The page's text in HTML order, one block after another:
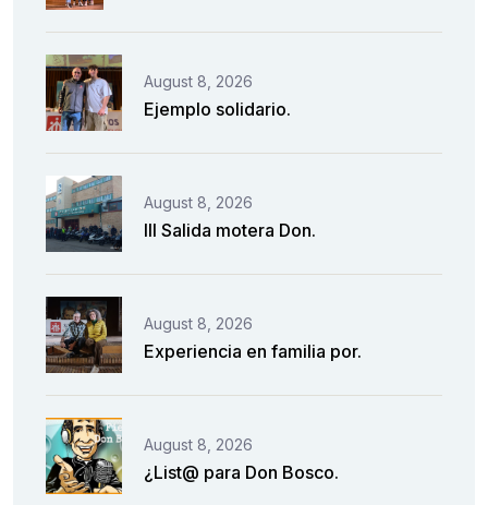
August 8, 2026
Ejemplo solidario.
August 8, 2026
III Salida motera Don.
August 8, 2026
Experiencia en familia por.
August 8, 2026
¿List@ para Don Bosco.